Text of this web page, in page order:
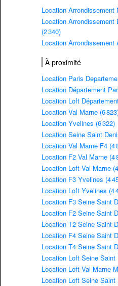
Location Arrondissement
Location Arrondissement
(2 340)
Location Arrondissement
À proximité
Location Paris
Location Département
Location Loft
Location Val Marne (6
Location Yvelines (6 322)
Location Seine Saint
Location Val Marne F4 (4
Location F2 Val Marne (4
Location Loft Val Marne
Location F3 Yvelines (4
Location Loft Yvelines (4
Location F3 Seine Saint
Location F2 Seine Saint
Location T2 Seine Saint
Location F4 Seine Saint
Location T4 Seine Saint
Location Loft Seine Saint
Location Loft Val Marne
Location Loft Seine Saint